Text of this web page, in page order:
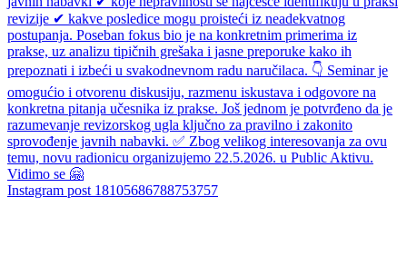
Instagram post 18105686788753757